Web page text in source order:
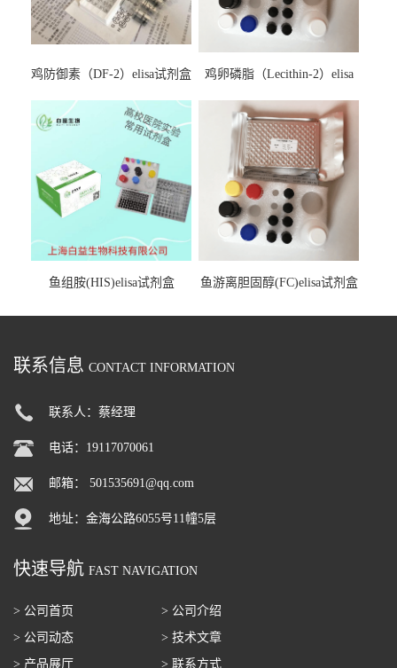
鸡防御素（DF-2）elisa试剂盒
鸡卵磷脂（Lecithin-2）elisa
鱼组胺(HIS)elisa试剂盒 鱼游离胆固醇(FC)elisa试剂盒
联系信息 CONTACT INFORMATION
联系人：蔡经理
电话：19117070061
邮箱： 501535691@qq.com
地址：金海公路6055号11幢5层
快速导航 FAST NAVIGATION
> 公司首页
> 公司介绍
> 公司动态
> 技术文章
> 产品展厅
> 联系方式